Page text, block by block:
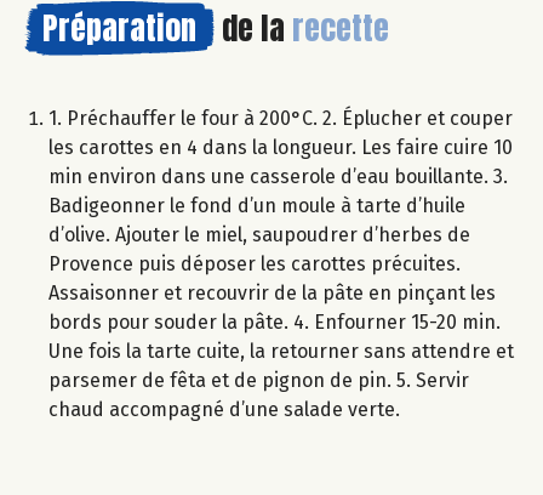
Préparation de la recette
1. Préchauffer le four à 200°C. 2. Éplucher et couper
les carottes en 4 dans la longueur. Les faire cuire 10
min environ dans une casserole d’eau bouillante. 3.
Badigeonner le fond d’un moule à tarte d’huile
d’olive. Ajouter le miel, saupoudrer d’herbes de
Provence puis déposer les carottes précuites.
Assaisonner et recouvrir de la pâte en pinçant les
bords pour souder la pâte. 4. Enfourner 15-20 min.
Une fois la tarte cuite, la retourner sans attendre et
parsemer de fêta et de pignon de pin. 5. Servir
chaud accompagné d’une salade verte.